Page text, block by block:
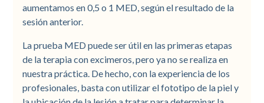
aumentamos en 0,5 o 1 MED, según el resultado de la
sesión anterior.
La prueba MED puede ser útil en las primeras etapas
de la terapia con excimeros, pero ya no se realiza en
nuestra práctica. De hecho, con la experiencia de los
profesionales, basta con utilizar el fototipo de la piel y